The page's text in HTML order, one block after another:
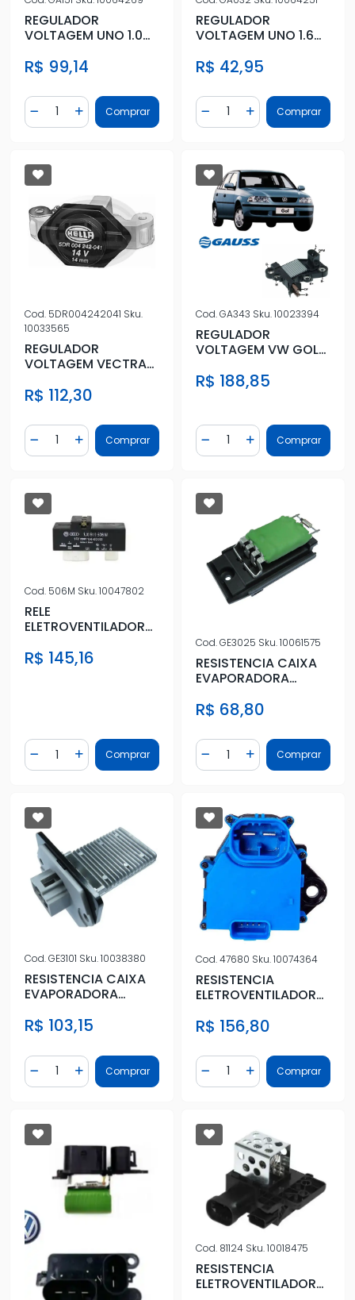
REGULADOR
VOLTAGEM UNO 1.0
R$ 99,14
Diminuir Quantidade
Quantidade
Adicionar Quantidade
Comprar
REGULADOR
VOLTAGEM UNO 1.6
R$ 42,95
Diminuir Quantidade
Quantidade
AdicionarComprar
Cod. 5DR004242041 Sku.
10033565
REGULADOR
VOLTAGEM VECTRA
R$ 112,30
Diminuir Quantidade
Quantidade
Adicionar Quantidade
Comprar
Cod.GA343 Sku.10023394
REGULADOR
VOLTAGEM VW GOL
R$ 188,85
Diminuir Quantidade
Quantidade
AdicionarComprar
Cod. 506M Sku.10047802
RELE
ELETROVENTILADOR
R$ 145,16
Diminuir Quantidade
Quantidade
Adicionar Quantidade
Comprar
Cod.GE3025 Sku.10061575
RESISTENCIA CAIXA
EVAPORADORA
2013 A 2019
R$ 68,80
Diminuir Quantidade
Quantidade
AdicionarComprar
Cod.GE3101 Sku.10038380
RESISTENCIA CAIXA
EVAPORADORA
2005 A 2012
R$ 103,15
Diminuir Quantidade
Quantidade
Adicionar Quantidade
Comprar
Cod.47680 Sku.10074364
RESISTENCIA
ELETROVENTILADOR
2006
R$ 156,80
Diminuir Quantidade
Quantidade
AdicionarComprar
Cod. 81124 Sku.10018475
RESISTENCIA
ELETROVENTILADOR